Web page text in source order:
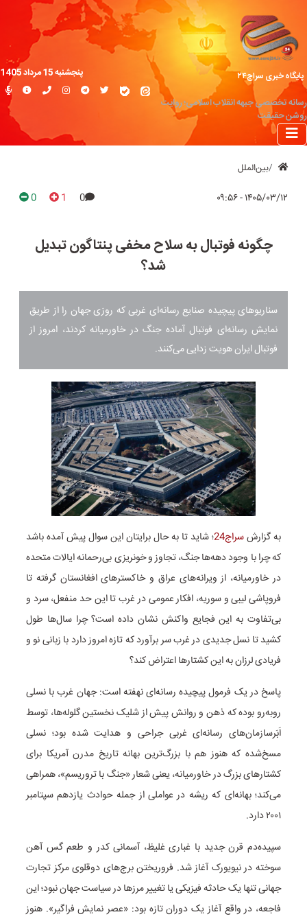
پایگاه خبری سراج۲۴
رسانه تخصصی جبهه انقلاب اسلامی؛ روایت
روشن حقیقت
پنجشنبه 15 مرداد 1405
بین‌الملل
۱۴۰۵/۰۳/۱۲ - ۰۹:۵۶ 0
1
0
چگونه فوتبال به سلاح مخفی پنتاگون تبدیل
شد؟
سناریوهای پیچیده صنایع رسانه‌ای غربی که روزی جهان را از طریق
نمایش رسانه‌ای فوتبال آماده جنگ در خاورمیانه کردند، امروز از
فوتبال ایران هویت زدایی می‌کنند.
به گزارشسراج24
؛ شاید تا به حال برایتان این سوال پیش آمده باشد
که چرا با وجود دهه‌ها جنگ، تجاوز و خونریزی بی‌رحمانه ایالات متحده
در خاورمیانه، از ویرانه‌های عراق و خاکسترهای افغانستان گرفته تا
فروپاشی لیبی و سوریه، افکار عمومی در غرب تا این حد منفعل، سرد و
بی‌تفاوت به این فجایع واکنش نشان داده است؟ چرا سال‌ها طول
کشید تا نسل جدیدی در غرب سر برآورد که تازه امروز دارد با زبانی نو و
فریادی لرزان به این کشتارها اعتراض کند؟
پاسخ در یک فرمول پیچیده رسانه‌ای نهفته است: جهان غرب با نسلی
روبه‌رو بوده که ذهن و روانش پیش از شلیک نخستین گلوله‌ها، توسط
اَبَرسازمان‌های رسانه‌ای غربی جراحی و هدایت شده بود؛ نسلی
مسخ‌شده که هنوز هم با بزرگ‌ترین بهانه تاریخ مدرن آمریکا برای
کشتارهای بزرگ در خاورمیانه، یعنی شعار «جنگ با تروریسم»، همراهی
می‌کند؛ بهانه‌ای که ریشه در عواملی از جمله حوادث یازدهم سپتامبر
۲۰۰۱ دارد.
سپیده‌دم قرن جدید با غباری غلیظ، آسمانی کدر و طعم گس آهن
سوخته در نیویورک آغاز شد. فروریختن برج‌های دوقلوی مرکز تجارت
جهانی تنها یک حادثه فیزیکی یا تغییر مرزها در سیاست جهان نبود؛ این
فاجعه، در واقع آغاز یک دوران تازه بود: «عصر نمایش فراگیر». هنوز